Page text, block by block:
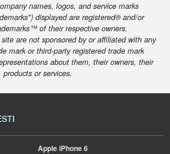
names, logos, and service marks
displayed are registered® and/or
of their respective owners.
are not sponsored by or affiliated with any
mark or third-party registered trade mark
about them, their owners, their
products or services.
AppleiPhone 6